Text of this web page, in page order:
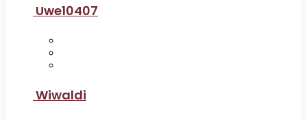
Uwe10407
Wiwaldi